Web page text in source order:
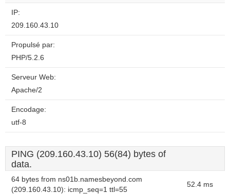
IP:
209.160.43.10
Propulsé par:
PHP/5.2.6
Serveur Web:
Apache/2
Encodage:
utf-8
PING (209.160.43.10) 56(84) bytes of
data.
64 bytes from ns01b.namesbeyond.com
(209.160.43.10): icmp_seq=1 ttl=55
52.4 ms